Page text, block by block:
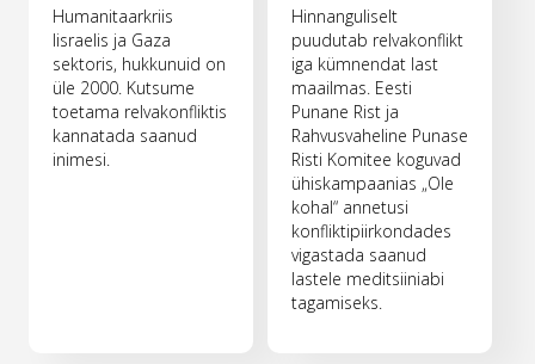
Humanitaarkriis
Iisraelis ja Gaza
sektoris, hukkunuid on
üle 2000. Kutsume
toetama relvakonfliktis
kannatada saanud
inimesi.
Hinnanguliselt
puudutab relvakonflikt
iga kümnendat last
maailmas. Eesti
Punane Rist ja
Rahvusvaheline Punase
Risti Komitee koguvad
ühiskampaanias „Ole
kohal“ annetusi
konfliktipiirkondades
vigastada saanud
lastele meditsiiniabi
tagamiseks.